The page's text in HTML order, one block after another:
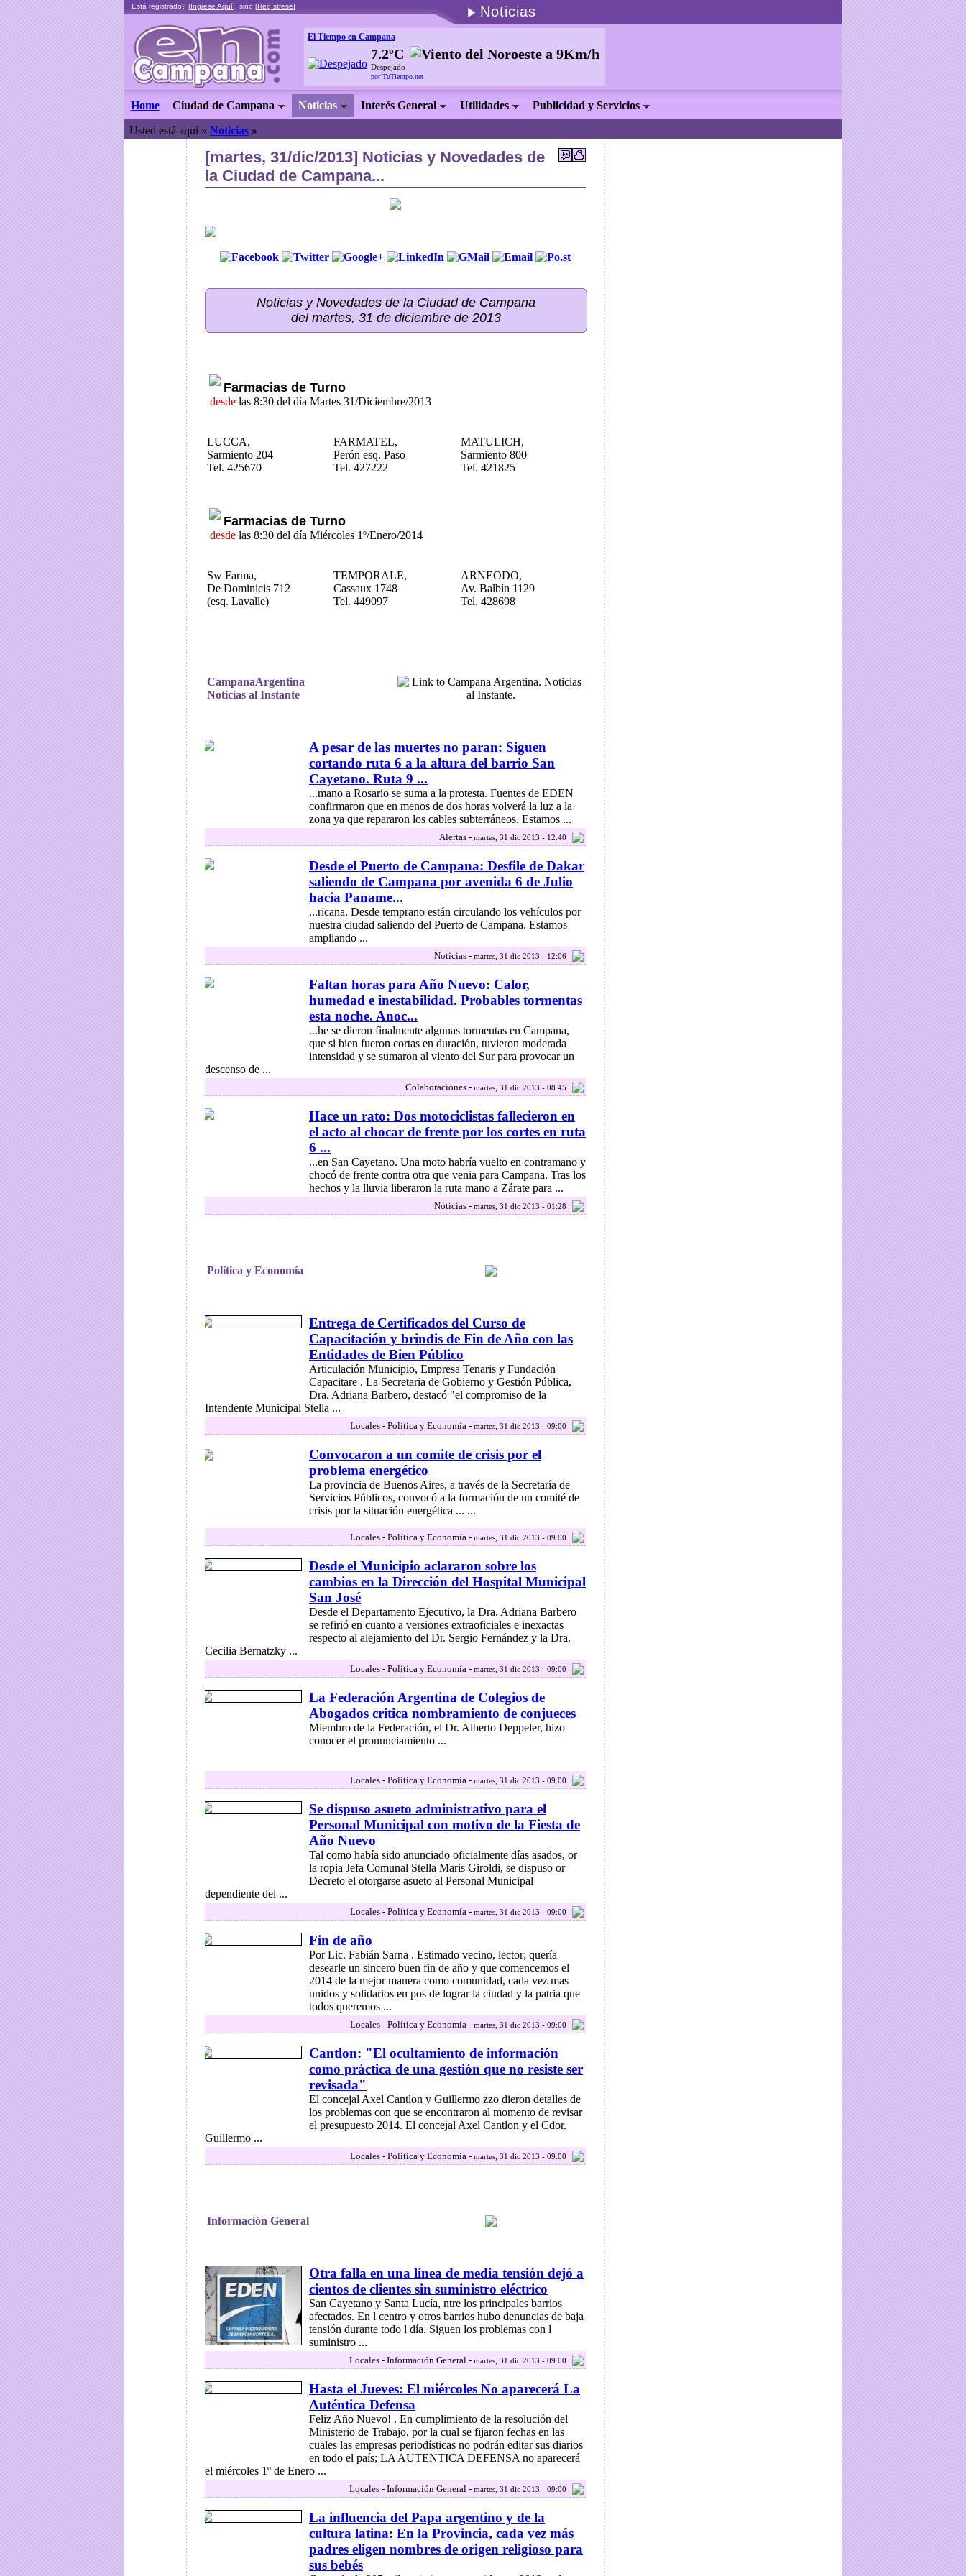
Está registrado? [Ingrese Aquí], sino [Regístrese] Noticias
El Tiempo en Campana
7.2ºC
Despejado
por TuTiempo.net
Home Ciudad de Campana Noticias Interés General Utilidades Publicidad y Servicios
Usted está aquí » Noticias »
[martes, 31/dic/2013] Noticias y Novedades de
la Ciudad de Campana...
Noticias y Novedades de la Ciudad de Campana
del martes, 31 de diciembre de 2013
Farmacias de Turno
desde las 8:30 del día Martes 31/Diciembre/2013
LUCCA,
Sarmiento 204
Tel. 425670
FARMATEL,
Perón esq. Paso
Tel. 427222
MATULICH,
Sarmiento 800
Tel. 421825
Farmacias de Turno
desde las 8:30 del día Miércoles 1º/Enero/2014
Sw Farma,
De Dominicis 712
(esq. Lavalle)
TEMPORALE,
Cassaux 1748
Tel. 449097
ARNEODO,
Av. Balbín 1129
Tel. 428698
CampanaArgentina
Noticias al Instante
A pesar de las muertes no paran: Siguen
cortando ruta 6 a la altura del barrio San
Cayetano. Ruta 9 ...
...mano a Rosario se suma a la protesta. Fuentes de EDEN
confirmaron que en menos de dos horas volverá la luz a la
zona ya que repararon los cables subterráneos. Estamos ...
Alertas - martes, 31 dic 2013 - 12:40
Desde el Puerto de Campana: Desfile de Dakar
saliendo de Campana por avenida 6 de Julio
hacia Paname...
...ricana. Desde temprano están circulando los vehículos por
nuestra ciudad saliendo del Puerto de Campana. Estamos
ampliando ...
Noticias - martes, 31 dic 2013 - 12:06
Faltan horas para Año Nuevo: Calor,
humedad e inestabilidad. Probables tormentas
esta noche. Anoc...
...he se dieron finalmente algunas tormentas en Campana,
que si bien fueron cortas en duración, tuvieron moderada
intensidad y se sumaron al viento del Sur para provocar un
descenso de ...
Colaboraciones - martes, 31 dic 2013 - 08:45
Hace un rato: Dos motociclistas fallecieron en
el acto al chocar de frente por los cortes en ruta
6 ...
...en San Cayetano. Una moto habría vuelto en contramano y
chocó de frente contra otra que venia para Campana. Tras los
hechos y la lluvia liberaron la ruta mano a Zárate para ...
Noticias - martes, 31 dic 2013 - 01:28
Política y Economía
Entrega de Certificados del Curso de
Capacitación y brindis de Fin de Año con las
Entidades de Bien Público
Articulación Municipio, Empresa Tenaris y Fundación
Capacitare . La Secretaria de Gobierno y Gestión Pública,
Dra. Adriana Barbero, destacó "el compromiso de la
Intendente Municipal Stella ...
Locales - Política y Economía - martes, 31 dic 2013 - 09:00
Convocaron a un comite de crisis por el
problema energético
La provincia de Buenos Aires, a través de la Secretaría de
Servicios Públicos, convocó a la formación de un comité de
crisis por la situación energética ... ...
Locales - Política y Economía - martes, 31 dic 2013 - 09:00
Desde el Municipio aclararon sobre los
cambios en la Dirección del Hospital Municipal
San José
Desde el Departamento Ejecutivo, la Dra. Adriana Barbero
se refirió en cuanto a versiones extraoficiales e inexactas
respecto al alejamiento del Dr. Sergio Fernández y la Dra.
Cecilia Bernatzky ...
Locales - Política y Economía - martes, 31 dic 2013 - 09:00
La Federación Argentina de Colegios de
Abogados critica nombramiento de conjueces
Miembro de la Federación, el Dr. Alberto Deppeler, hizo
conocer el pronunciamiento ...
Locales - Política y Economía - martes, 31 dic 2013 - 09:00
Se dispuso asueto administrativo para el
Personal Municipal con motivo de la Fiesta de
Año Nuevo
Tal como había sido anunciado oficialmente días asados, or
la ropia Jefa Comunal Stella Maris Giroldi, se dispuso or
Decreto el otorgarse asueto al Personal Municipal
dependiente del ...
Locales - Política y Economía - martes, 31 dic 2013 - 09:00
Fin de año
Por Lic. Fabián Sarna . Estimado vecino, lector; quería
desearle un sincero buen fin de año y que comencemos el
2014 de la mejor manera como comunidad, cada vez mas
unidos y solidarios en pos de lograr la ciudad y la patria que
todos queremos ...
Locales - Política y Economía - martes, 31 dic 2013 - 09:00
Cantlon: "El ocultamiento de información
como práctica de una gestión que no resiste ser
revisada"
El concejal Axel Cantlon y Guillermo zzo dieron detalles de
los problemas con que se encontraron al momento de revisar
el presupuesto 2014. El concejal Axel Cantlon y el Cdor.
Guillermo ...
Locales - Política y Economía - martes, 31 dic 2013 - 09:00
Información General
Otra falla en una línea de media tensión dejó a
cientos de clientes sin suministro eléctrico
San Cayetano y Santa Lucía, ntre los principales barrios
afectados. En l centro y otros barrios hubo denuncias de baja
tensión durante todo l día. Siguen los problemas con l
suministro ...
Locales - Información General - martes, 31 dic 2013 - 09:00
Hasta el Jueves: El miércoles No aparecerá La
Auténtica Defensa
Feliz Año Nuevo! . En cumplimiento de la resolución del
Ministerio de Trabajo, por la cual se fijaron fechas en las
cuales las empresas periodísticas no podrán editar sus diarios
en todo el país; LA AUTENTICA DEFENSA no aparecerá
el miércoles 1º de Enero ...
Locales - Información General - martes, 31 dic 2013 - 09:00
La influencia del Papa argentino y de la
cultura latina: En la Provincia, cada vez más
padres eligen nombres de origen religioso para
sus bebés